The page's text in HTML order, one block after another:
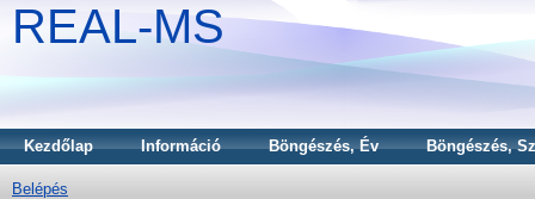
REAL-MS
Kezdőlap Információ Böngészés, Év Böngészés,
Belépés